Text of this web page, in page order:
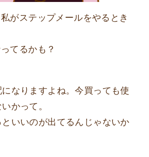
がステップメールをやるとき
てるかも？
なりますよね。今買っても使
かって。
いいのが出てるんじゃないか